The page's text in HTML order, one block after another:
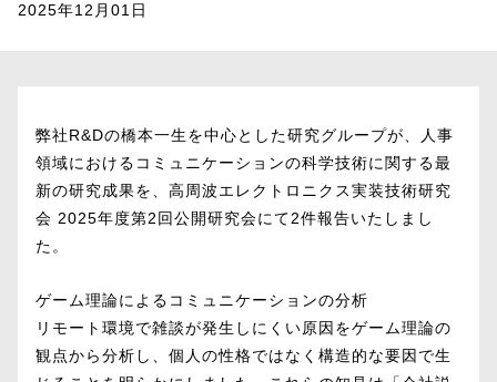
2025年12月01日
弊社R&Dの橋本一生を中心とした研究グループが、人事
領域におけるコミュニケーションの科学技術に関する最
新の研究成果を、高周波エレクトロニクス実装技術研究
会 2025年度第2回公開研究会にて2件報告いたしまし
た。
ゲーム理論によるコミュニケーションの分析
リモート環境で雑談が発生しにくい原因をゲーム理論の
観点から分析し、個人の性格ではなく構造的な要因で生